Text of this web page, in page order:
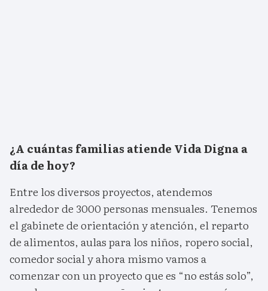
¿A cuántas familias atiende Vida Digna a
día de hoy?
Entre los diversos proyectos, atendemos
alrededor de 3000 personas mensuales. Tenemos
el gabinete de orientación y atención, el reparto
de alimentos, aulas para los niños, ropero social,
comedor social y ahora mismo vamos a
comenzar con un proyecto que es “no estás solo”,